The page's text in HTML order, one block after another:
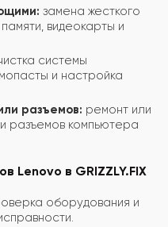
замена жесткого
видеокарты и
системы
и настройка
разъемов: ремонт или
разъемов компьютера
Lenovo в GRIZZLY.FIX
оборудования и